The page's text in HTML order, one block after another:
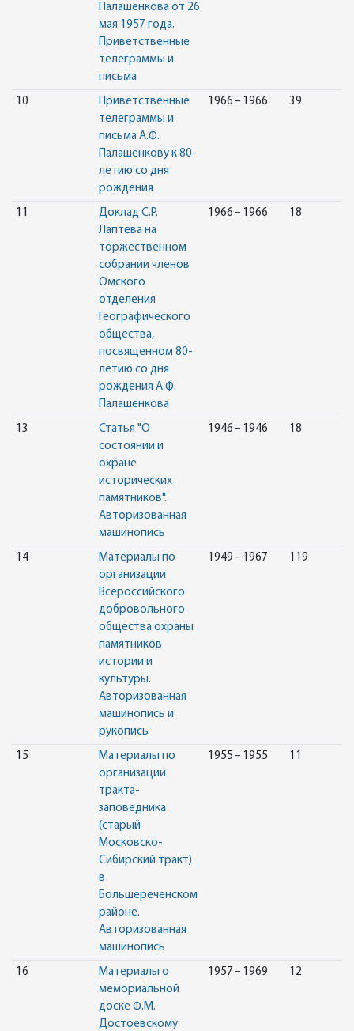
Палашенкова от 26
мая 1957 года.
Приветственные
телеграммы и
письма
10
Приветственные
телеграммы и
письма А.Ф.
Палашенкову к 80-
летию со дня
рождения
1966 – 1966 39
11
Доклад С.Р.
Лаптева на
торжественном
собрании членов
Омского
отделения
Географического
общества,
посвященном 80-
летию со дня
рождения А.Ф.
Палашенкова
1966 – 1966 18
13
Статья "О
состоянии и
охране
исторических
памятников".
Авторизованная
машинопись
1946 – 1946 18
14
Материалы по
организации
Всероссийского
добровольного
общества охраны
памятников
истории и
культуры.
Авторизованная
машинопись и
рукопись
1949 – 1967 119
15
Материалы по
организации
тракта-
заповедника
(старый
Московско-
Сибирский тракт)
в
Большереченском
районе.
Авторизованная
машинопись
1955 – 1955 11
16
Материалы о
мемориальной
доске Ф.М.
Достоевскому
1957 – 1969 12